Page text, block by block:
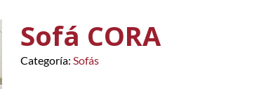
Sofá CORA
Categoría: Sofás